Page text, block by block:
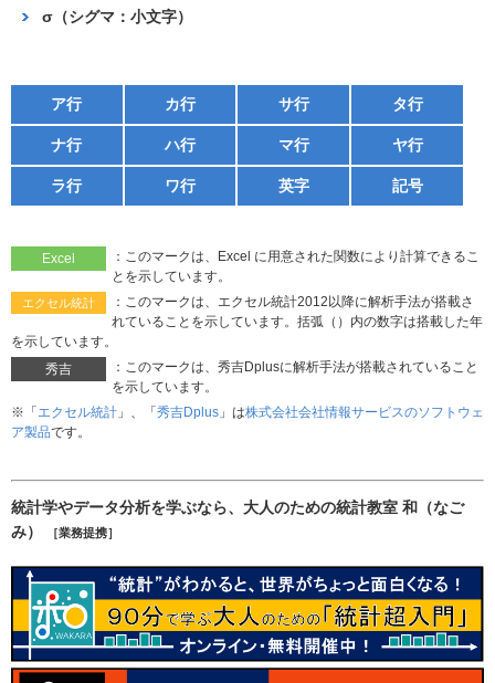
σ（シグマ：小文字）
ア行 カ行 サ行 タ行
ナ行 ハ行 マ行 ヤ行
ラ行 ワ行 英字 記号
Excel
：このマークは、Excel に用意された関数により計算できるこ
とを示しています。
エクセル統計
：このマークは、エクセル統計2012以降に解析手法が搭載さ
れていることを示しています。括弧（）内の数字は搭載した年
を示しています。
秀吉
：このマークは、秀吉Dplusに解析手法が搭載されていること
を示しています。
※「 エクセル統計 」、「 秀吉Dplus 」は株式会社会社情報サービスのソフトウェ
ア製品です。
統計学やデータ分析を学ぶなら、大人のための統計教室 和（なご
み）
［業務提携］